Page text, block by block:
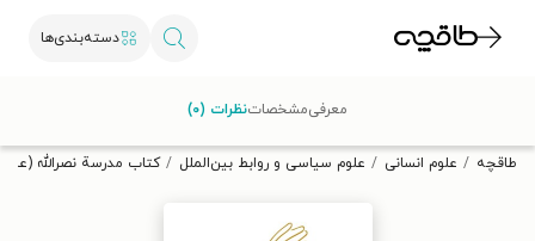
دسته‌بندی‌ها
تخفیف از طاقچه دریافت کن.
طاقچه علوم انسانی علوم سیاسی و روابط بین‌الملل کتاب مدرسة نصرالله
معرفیمشخصاتنظرات (۰)